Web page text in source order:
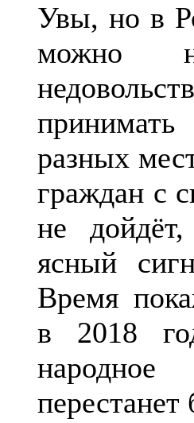
Увы, но в
можно
разных
граждан с
не
ясный
Время
в 2018